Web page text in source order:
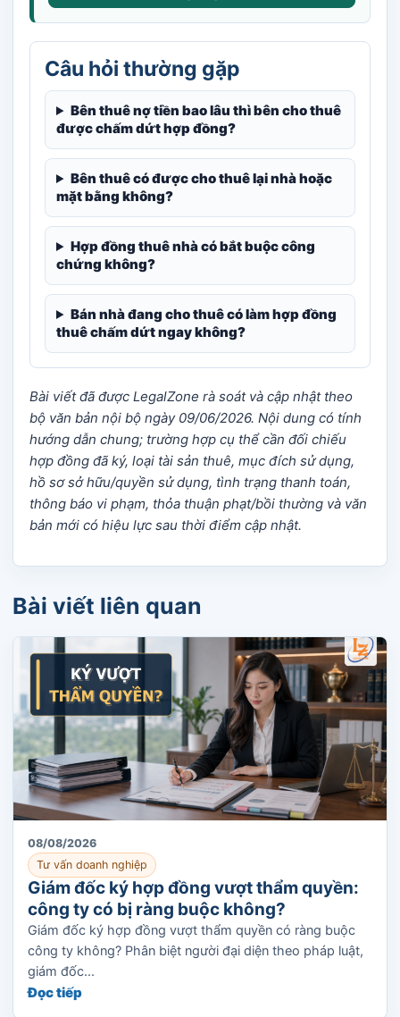
Câu hỏi thường gặp
Bên thuê nợ tiền bao lâu thì bên cho thuê
được chấm dứt hợp đồng?
Bên thuê có được cho thuê lại nhà hoặc
mặt bằng không?
Hợp đồng thuê nhà có bắt buộc công
chứng không?
Bán nhà đang cho thuê có làm hợp đồng
thuê chấm dứt ngay không?
Bài viết đã được LegalZone rà soát và cập nhật theo
bộ văn bản nội bộ ngày 09/06/2026. Nội dung có tính
hướng dẫn chung; trường hợp cụ thể cần đối chiếu
hợp đồng đã ký, loại tài sản thuê, mục đích sử dụng,
hồ sơ sở hữu/quyền sử dụng, tình trạng thanh toán,
thông báo vi phạm, thỏa thuận phạt/bồi thường và văn
bản mới có hiệu lực sau thời điểm cập nhật.
Bài viết liên quan
08/08/2026
Tư vấn doanh nghiệp
Giám đốc ký hợp đồng vượt thẩm quyền:
công ty có bị ràng buộc không?
Giám đốc ký hợp đồng vượt thẩm quyền có ràng buộc
công ty không? Phân biệt người đại diện theo pháp luật,
giám đốc...
Đọc tiếp